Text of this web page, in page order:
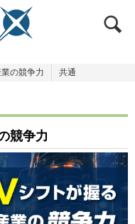
の競争力 共通
競争力